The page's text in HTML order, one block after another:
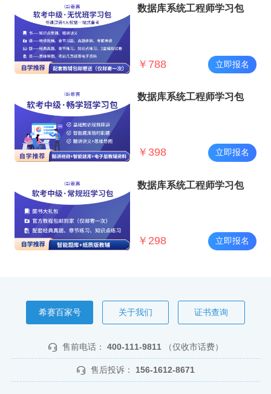
数据库系统工程师学习包
￥ 788 立即报名
数据库系统工程师学习包
￥ 398 立即报名
数据库系统工程师学习包
￥ 298 立即报名
希赛百家号 关于我们 证书查询
售前电话： 400-111-9811 （仅收市话费）
售后投诉： 156-1612-8671